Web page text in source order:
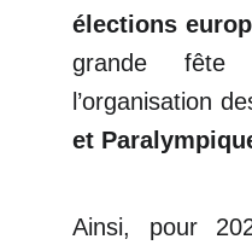
élections
grande
l’organisation
et
Ainsi, pour